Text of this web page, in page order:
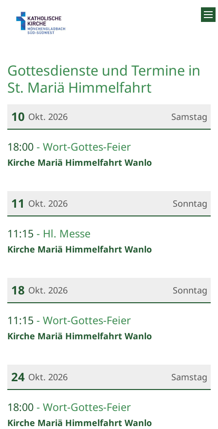
Gottesdienste und Termine in
St. Mariä Himmelfahrt
Samstag
10 Okt. 2026
18:00 Wort-Gottes-Feier
Kirche Mariä Himmelfahrt Wanlo
Sonntag
11 Okt. 2026
11:15 Hl. Messe
Kirche Mariä Himmelfahrt Wanlo
Sonntag
18 Okt. 2026
11:15 Wort-Gottes-Feier
Kirche Mariä Himmelfahrt Wanlo
Samstag
24 Okt. 2026
18:00 Wort-Gottes-Feier
Kirche Mariä Himmelfahrt Wanlo